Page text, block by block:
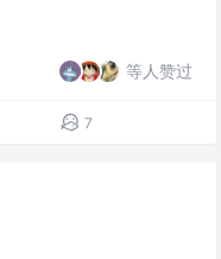
等人赞过
7